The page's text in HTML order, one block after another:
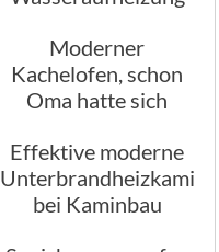
Moderner
Kachelofen, schon
Oma hatte sich
Effektive moderne
Unterbrandheizkamine
bei Kaminbau